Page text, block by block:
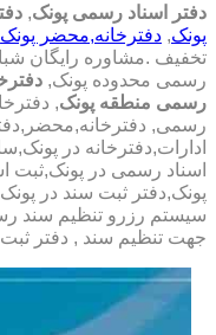
دفتر اسناد رسمی پونک,
پونک, دفترخانه,محضر پونک
تخفیف .مشاوره رايگان
رسمی محدوده پونک,
رسمی منطقه پونک,
رسمی,
ادارات,دفترخانه در
اسناد رسمی در پونک,ثبت
پونک,دفتر ثبت سند در
سیستم رزرو تنظیم سند
جهت تنظیم سند , دفتر